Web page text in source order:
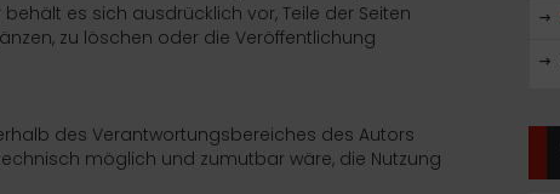
es sich ausdrücklich vor, Teile der Seiten
zu löschen oder die Veröffentlichung
des Verantwortungsbereiches des Autors
möglich und zumutbar wäre, die Nutzung